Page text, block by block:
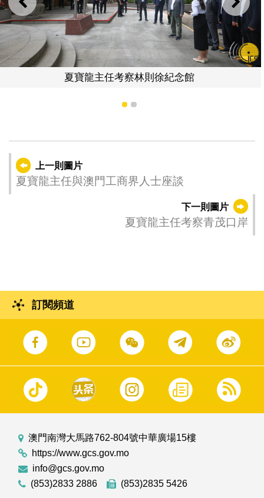
上一則 下一
夏寶龍主任考察林則徐紀念館
1 2
上一則圖片
夏寶龍主任與澳門工商界人士座談
下一則圖片
夏寶龍主任考察青茂口岸
訂閱頻道
澳門南灣大馬路762-804號中華廣場15樓
https://www.gcs.gov.mo
info@gcs.gov.mo
(853)2833 2886
(853)2835 5426